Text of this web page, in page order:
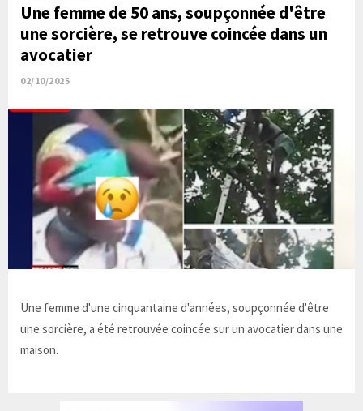
Une femme de 50 ans, soupçonnée d'être
une sorcière, se retrouve coincée dans un
avocatier
02/10/2025
Une femme d'une cinquantaine d'années, soupçonnée d'être
une sorcière, a été retrouvée coincée sur un avocatier dans une
maison.